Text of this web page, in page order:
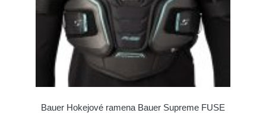
Bauer Hokejové ramena Bauer Supreme FUSE